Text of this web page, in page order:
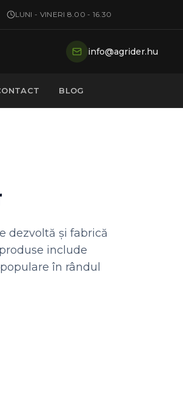
LUNI - VINERI 8.00 - 16.30
info@agrider.hu
BLOG
dezvoltă și fabrică
include
în rândul